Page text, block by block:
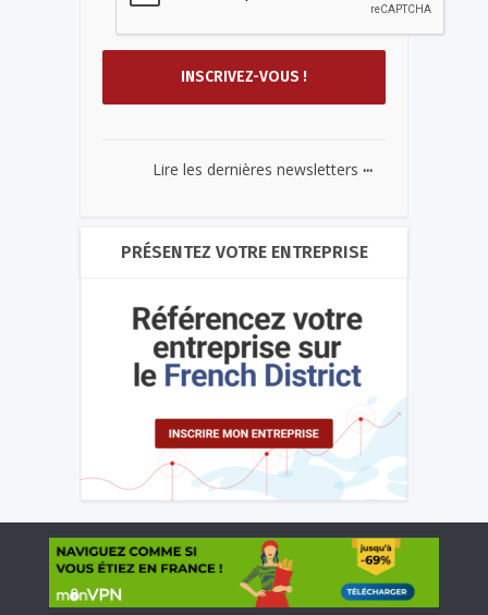
Lire les dernières newsletters ...
PRÉSENTEZ VOTRE ENTREPRISE